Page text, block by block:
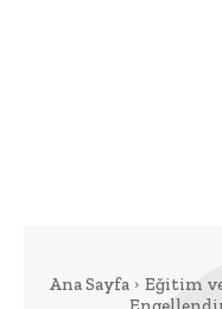
Ana Sayfa Eğitim